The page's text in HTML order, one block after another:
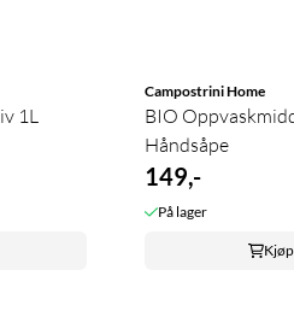
1L
Campostrini Home
BIO
Håndsåpe
149,-
På lager
Kjøp